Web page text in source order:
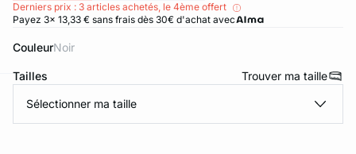
Derniers prix : 3 articles achetés, le 4ème offert
Payez 3x 13,33 € sans frais dès 30€ d'achat avec
Couleur noir
Tailles Trouver ma taille
Sélectionner ma taille